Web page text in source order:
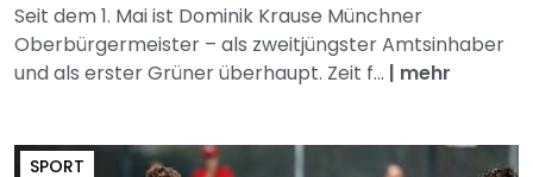
Seit dem 1. Mai ist Dominik Krause Münchner
Oberbürgermeister – als zweitjüngster Amtsinhaber
und als erster Grüner überhaupt. Zeit f... | mehr
SPORT